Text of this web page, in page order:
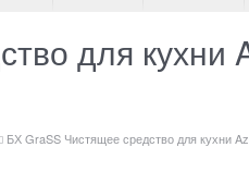
для
БХ GraSS Чистящее средство для кухни